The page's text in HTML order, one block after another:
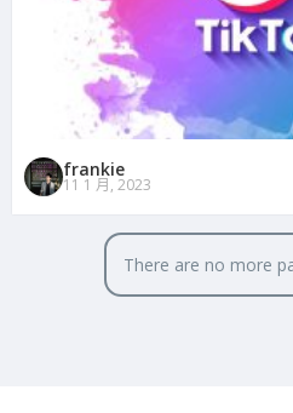
frankie
11 1 月, 2023
There are no more